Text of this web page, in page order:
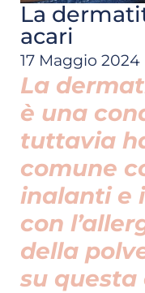
La
acari
17 Maggio 2024
La
è una
tuttavia
comune
inalanti e
con
della
su questa